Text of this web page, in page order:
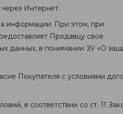
Интернет.
информации. При этом, при
Продавцу свое
данных, в понимании ЗУ «О
Покупателя с условиями
в соответствии со ст. 11